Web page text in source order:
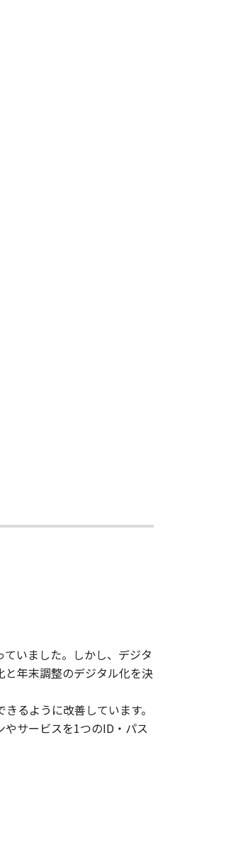
いました。しかし、デジタ
年末調整のデジタル化を決
るように改善しています。
サービスを1つのID・パス